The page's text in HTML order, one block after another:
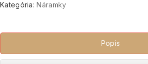
Kategória:Náramky
Popis